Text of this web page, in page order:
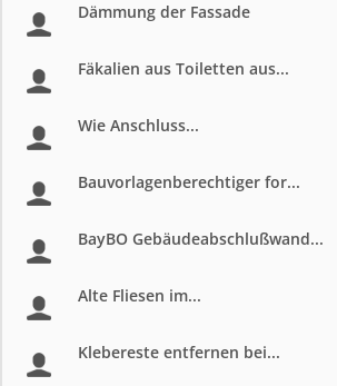
Dämmung der Fassade
Fäkalien aus Toiletten aus...
Wie Anschluss...
Bauvorlagenberechtiger for...
BayBO Gebäudeabschlußwand...
Alte Fliesen im...
Klebereste entfernen bei...